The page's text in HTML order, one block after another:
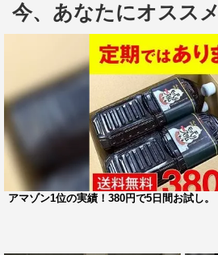
今、あなたにオススメ
アマゾン1位の実績！380円で5日間お試し。